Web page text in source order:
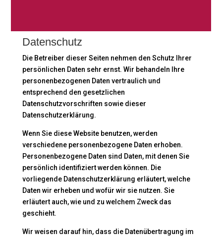
Datenschutz
Die Betreiber dieser Seiten nehmen den Schutz Ihrer
persönlichen Daten sehr ernst. Wir behandeln Ihre
personenbezogenen Daten vertraulich und
entsprechend den gesetzlichen
Datenschutzvorschriften sowie dieser
Datenschutzerklärung.
Wenn Sie diese Website benutzen, werden
verschiedene personenbezogene Daten erhoben.
Personenbezogene Daten sind Daten, mit denen Sie
persönlich identifiziert werden können. Die
vorliegende Datenschutzerklärung erläutert, welche
Daten wir erheben und wofür wir sie nutzen. Sie
erläutert auch, wie und zu welchem Zweck das
geschieht.
Wir weisen darauf hin, dass die Datenübertragung im